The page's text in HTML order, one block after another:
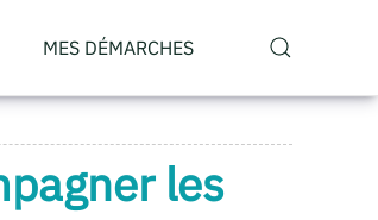
MES DÉMARCHES
les